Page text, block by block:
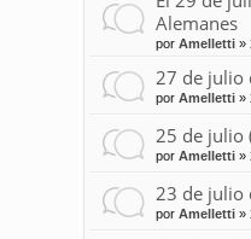
Alemanes
por Amelletti»
27 de julio
por Amelletti»
25 de julio
por Amelletti»
23 de julio
por Amelletti»